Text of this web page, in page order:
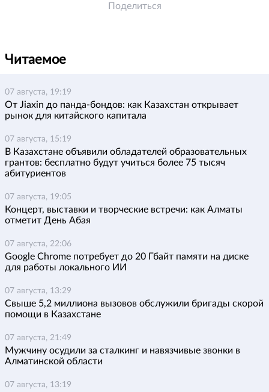
Поделиться
Читаемое
07 августа, 19:19
От Jiaxin до панда-бондов: как Казахстан открывает
рынок для китайского капитала
07 августа, 15:19
В Казахстане объявили обладателей образовательных
грантов: бесплатно будут учиться более 75 тысяч
абитуриентов
07 августа, 19:05
Концерт, выставки и творческие встречи: как Алматы
отметит День Абая
07 августа, 22:06
Google Chrome потребует до 20 Гбайт памяти на диске
для работы локального ИИ
07 августа, 13:29
Свыше 5,2 миллиона вызовов обслужили бригады скорой
помощи в Казахстане
07 августа, 21:49
Мужчину осудили за сталкинг и навязчивые звонки в
Алматинской области
07 августа, 13:19